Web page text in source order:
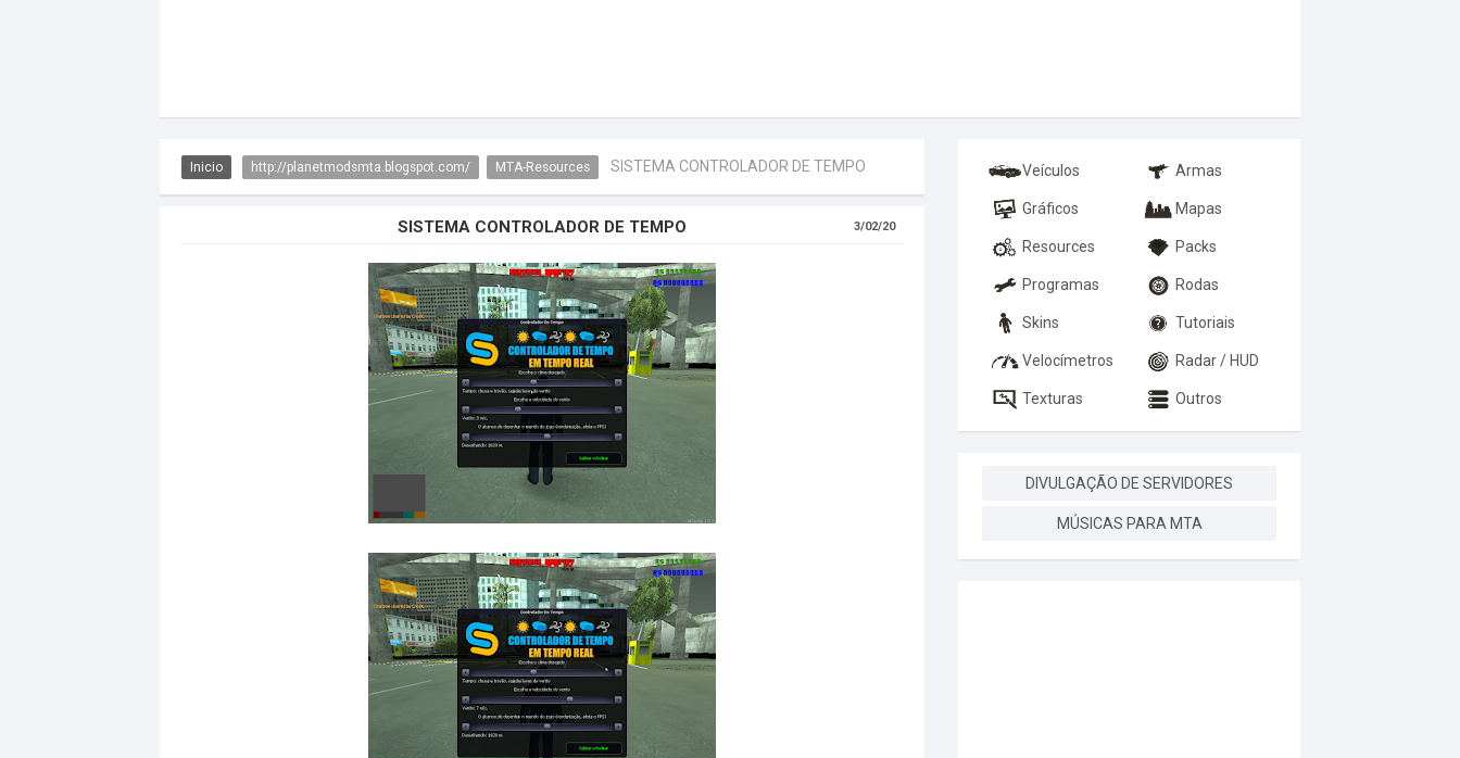
Inicio http://planetmodsmta.blogspot.com/ MTA-Resources SISTEMA CONTROLADOR DE TEMPO
SISTEMA CONTROLADOR DE TEMPO 3/02/20
Veículos Armas
Gráficos Mapas
Resources Packs
Programas Rodas
Skins Tutoriais
Velocímetros Radar / HUD
Texturas Outros
DIVULGAÇÃO DE SERVIDORES
MÚSICAS PARA MTA